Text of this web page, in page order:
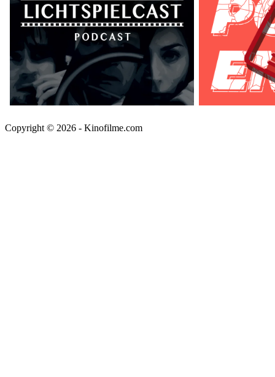
Copyright © 2026 - Kinofilme.com